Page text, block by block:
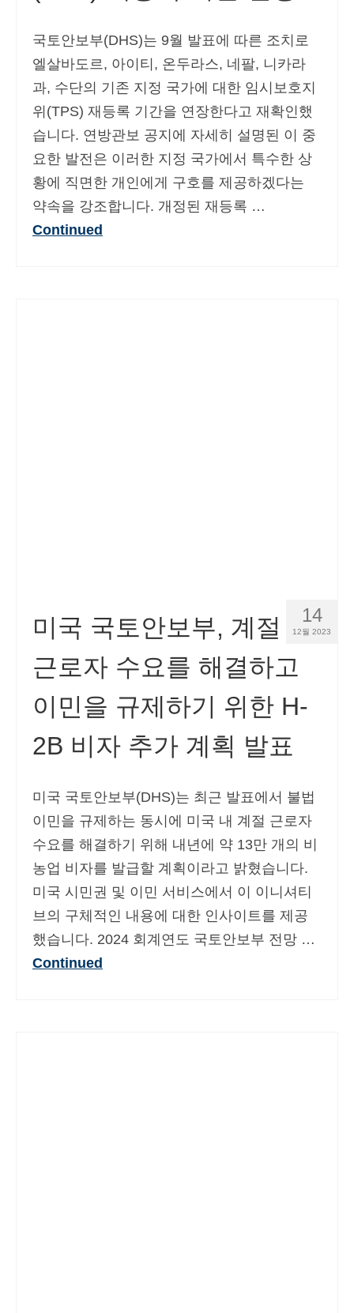
국토안보부(DHS)는 9월 발표에 따른 조치로
엘살바도르, 아이티, 온두라스, 네팔, 니카라
과, 수단의 기존 지정 국가에 대한 임시보호지
위(TPS) 재등록 기간을 연장한다고 재확인했
습니다. 연방관보 공지에 자세히 설명된 이 중
요한 발전은 이러한 지정 국가에서 특수한 상
황에 직면한 개인에게 구호를 제공하겠다는
약속을 강조합니다. 개정된 재등록 …
Continued
14
12월 2023
미국 국토안보부, 계절
근로자 수요를 해결하고
이민을 규제하기 위한 H-
2B 비자 추가 계획 발표
미국 국토안보부(DHS)는 최근 발표에서 불법
이민을 규제하는 동시에 미국 내 계절 근로자
수요를 해결하기 위해 내년에 약 13만 개의 비
농업 비자를 발급할 계획이라고 밝혔습니다.
미국 시민권 및 이민 서비스에서 이 이니셔티
브의 구체적인 내용에 대한 인사이트를 제공
했습니다. 2024 회계연도 국토안보부 전망 …
Continued